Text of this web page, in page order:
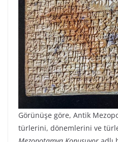
Görünüşe göre, Antik
türlerini, dönemlerini ve